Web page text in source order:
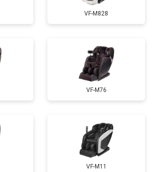
от 3900 ₽
от 4800 ₽ Заказать
от 4500 ₽ Заказать
от 5500 ₽
VF-M828
VF-M76
VF-M11